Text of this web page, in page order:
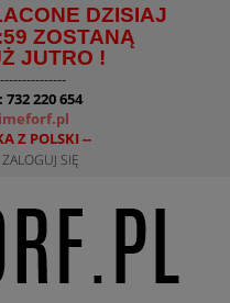
DZISIAJ
ZOSTANĄ
JUTRO !
220 654
Z POLSKI --
ZALOGUJ SIĘ